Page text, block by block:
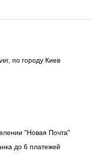
по городу Киев
"Новая Почта"
до 6 платежей